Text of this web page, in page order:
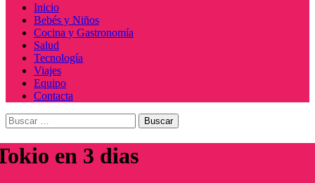
Menú
principal
Inicio
Bebés y Niños
Cocina y Gastronomía
Salud
Tecnología
Viajes
Equipo
Contacta
Buscar:
en 3 dias